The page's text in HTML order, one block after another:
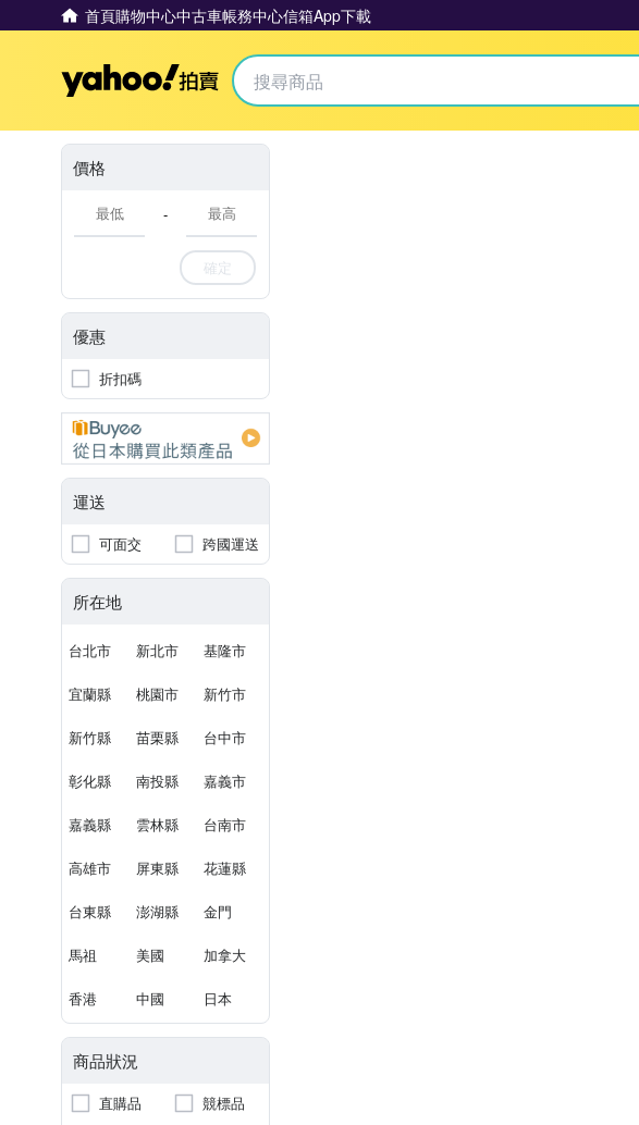
首頁購物中心中古車帳務中心信箱App下載
Yahoo拍賣
價格
-
確定
優惠
折扣碼
運送
可面交 跨國運送
所在地
台北市 新北市 基隆市
宜蘭縣 桃園市 新竹市
新竹縣 苗栗縣 台中市
彰化縣 南投縣 嘉義市
嘉義縣 雲林縣 台南市
高雄市 屏東縣 花蓮縣
台東縣 澎湖縣 金門
馬祖 美國 加拿大
香港 中國 日本
商品狀況
直購品
競標品